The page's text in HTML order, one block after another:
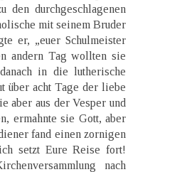
den durchgeschlagenen
mit seinem Bruder
er, „euer Schulmeister
andern Tag wollten sie
in die lutherische
über acht Tage der liebe
aber aus der Vesper und
ermahnte sie Gott, aber
fand einen zornigen
setzt Eure Reise fort!
nach